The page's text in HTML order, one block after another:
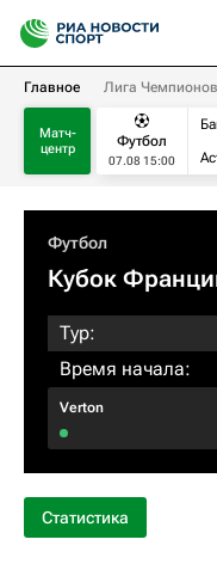
Главное Лига Чемпионов
Матч-
центр
Футбол
07.08 15:00
Футбол
Кубок
Тур:
Время начала:
Verton
Статистика